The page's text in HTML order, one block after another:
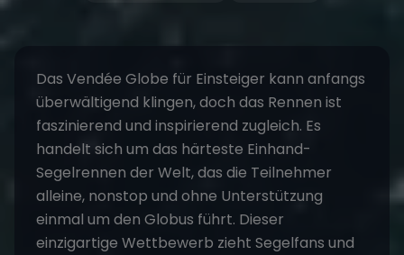
Das Vendée Globe für Einsteiger kann anfangs
überwältigend klingen, doch das Rennen ist
faszinierend und inspirierend zugleich. Es
handelt sich um das härteste Einhand-
Segelrennen der Welt, das die Teilnehmer
alleine, nonstop und ohne Unterstützung
einmal um den Globus führt. Dieser
einzigartige Wettbewerb zieht Segelfans und